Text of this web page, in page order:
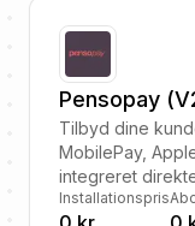
Pensopay
Tilbyd dine
MobilePay,
integreret
Installationspris